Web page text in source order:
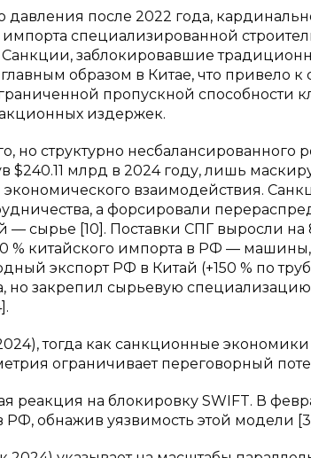
давления после 2022 года,
специализированной
Санкции, заблокировавшие
образом в Китае, что привело к
пропускной способности
издержек.
структурно несбалансированного
млрд в 2024 году, лишь
взаимодействия.
а форсировали
— сырье [10]. Поставки СПГ выросли
% китайского импорта в РФ —
экспорт РФ в Китай (+150 % по
но закрепил сырьевую
тогда как санкционные
ограничивает переговорный
реакция на блокировку SWIFT. В
обнажив уязвимость этой модели